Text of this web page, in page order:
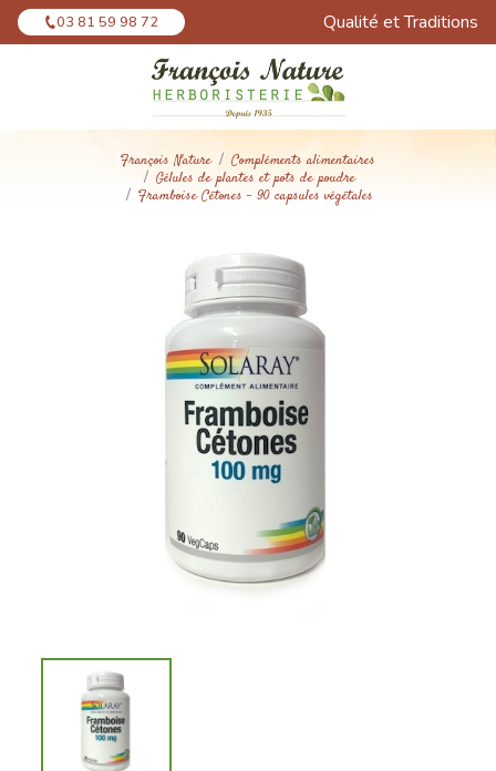
03 81 59 98 72 Qualité et Traditions
François Nature
Compléments alimentaires
Gélules de plantes et pots de poudre
Framboise Cétones – 90 capsules végétales
Panneau de gestion des cookies